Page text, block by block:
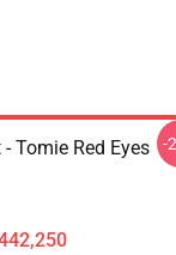
Tomie Red Eyes
-